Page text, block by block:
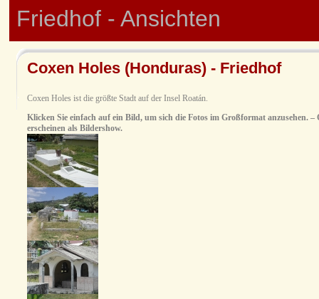
Friedhof - Ansichten
Coxen Holes (Honduras) - Friedhof
Coxen Holes ist die größte Stadt auf der Insel Roatán.
Klicken Sie einfach auf ein Bild, um sich die Fotos im Großformat anzusehen. –
erscheinen als Bildershow.